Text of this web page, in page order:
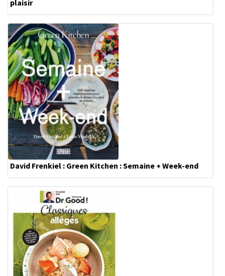
plaisir
David Frenkiel : Green Kitchen : Semaine + Week-end